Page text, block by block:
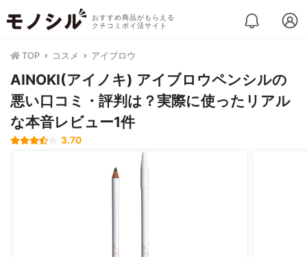
おすすめ商品がもらえる
クチコミポイ活サイト
TOP コスメ アイブロウ
AINOKI(アイノキ) アイブロウペンシルの
悪い口コミ・評判は？実際に使ったリアル
な本音レビュー1件
3.70